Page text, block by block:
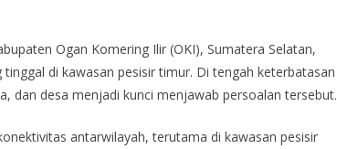
Ogan Komering Ilir (OKI), Sumatera Selatan,
di kawasan pesisir timur. Di tengah keterbatasan
dan desa menjadi kunci menjawab persoalan tersebut.
antarwilayah, terutama di kawasan pesisir